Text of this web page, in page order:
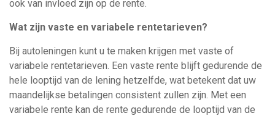
ook van invloed zijn op de rente.
Wat zijn vaste en variabele rentetarieven?
Bij autoleningen kunt u te maken krijgen met vaste of
variabele rentetarieven. Een vaste rente blijft gedurende de
hele looptijd van de lening hetzelfde, wat betekent dat uw
maandelijkse betalingen consistent zullen zijn. Met een
variabele rente kan de rente gedurende de looptijd van de